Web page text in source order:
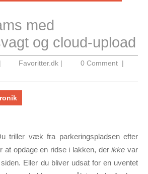
med
og cloud-upload
| Favoritter.dkFavoritter.dk
| 0 Comment |
triller væk fra parkeringspladsen efter
at opdage en ridse i lakken, derikke var
Eller du bliver udsat for en uventet